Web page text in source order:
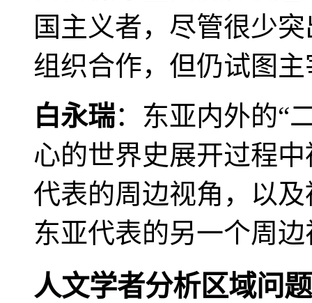
国主义者，尽管很少
组织合作，但仍试图
白永瑞：东亚内外的“
心的世界史展开过程
代表的周边视角，以
东亚代表的另一个周
人文学者分析区域问题